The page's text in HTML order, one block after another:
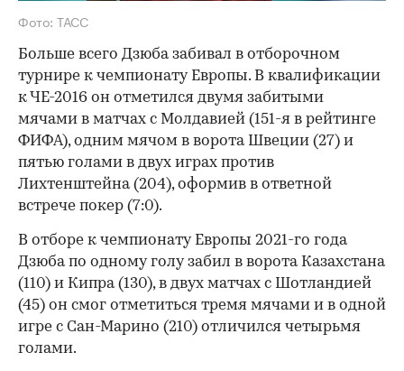
Фото: ТАСС
Больше всего Дзюба забивал в отборочном
турнире к чемпионату Европы. В квалификации
к ЧЕ-2016 он отметился двумя забитыми
мячами в матчах с Молдавией (151-я в рейтинге
ФИФА), одним мячом в ворота Швеции (27) и
пятью голами в двух играх против
Лихтенштейна (204), оформив в ответной
встрече покер (7:0).
В отборе к чемпионату Европы 2021-го года
Дзюба по одному голу забил в ворота Казахстана
(110) и Кипра (130), в двух матчах с Шотландией
(45) он смог отметиться тремя мячами и в одной
игре с Сан-Марино (210) отличился четырьмя
голами.